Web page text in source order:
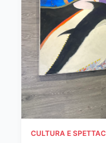
CULTURA E